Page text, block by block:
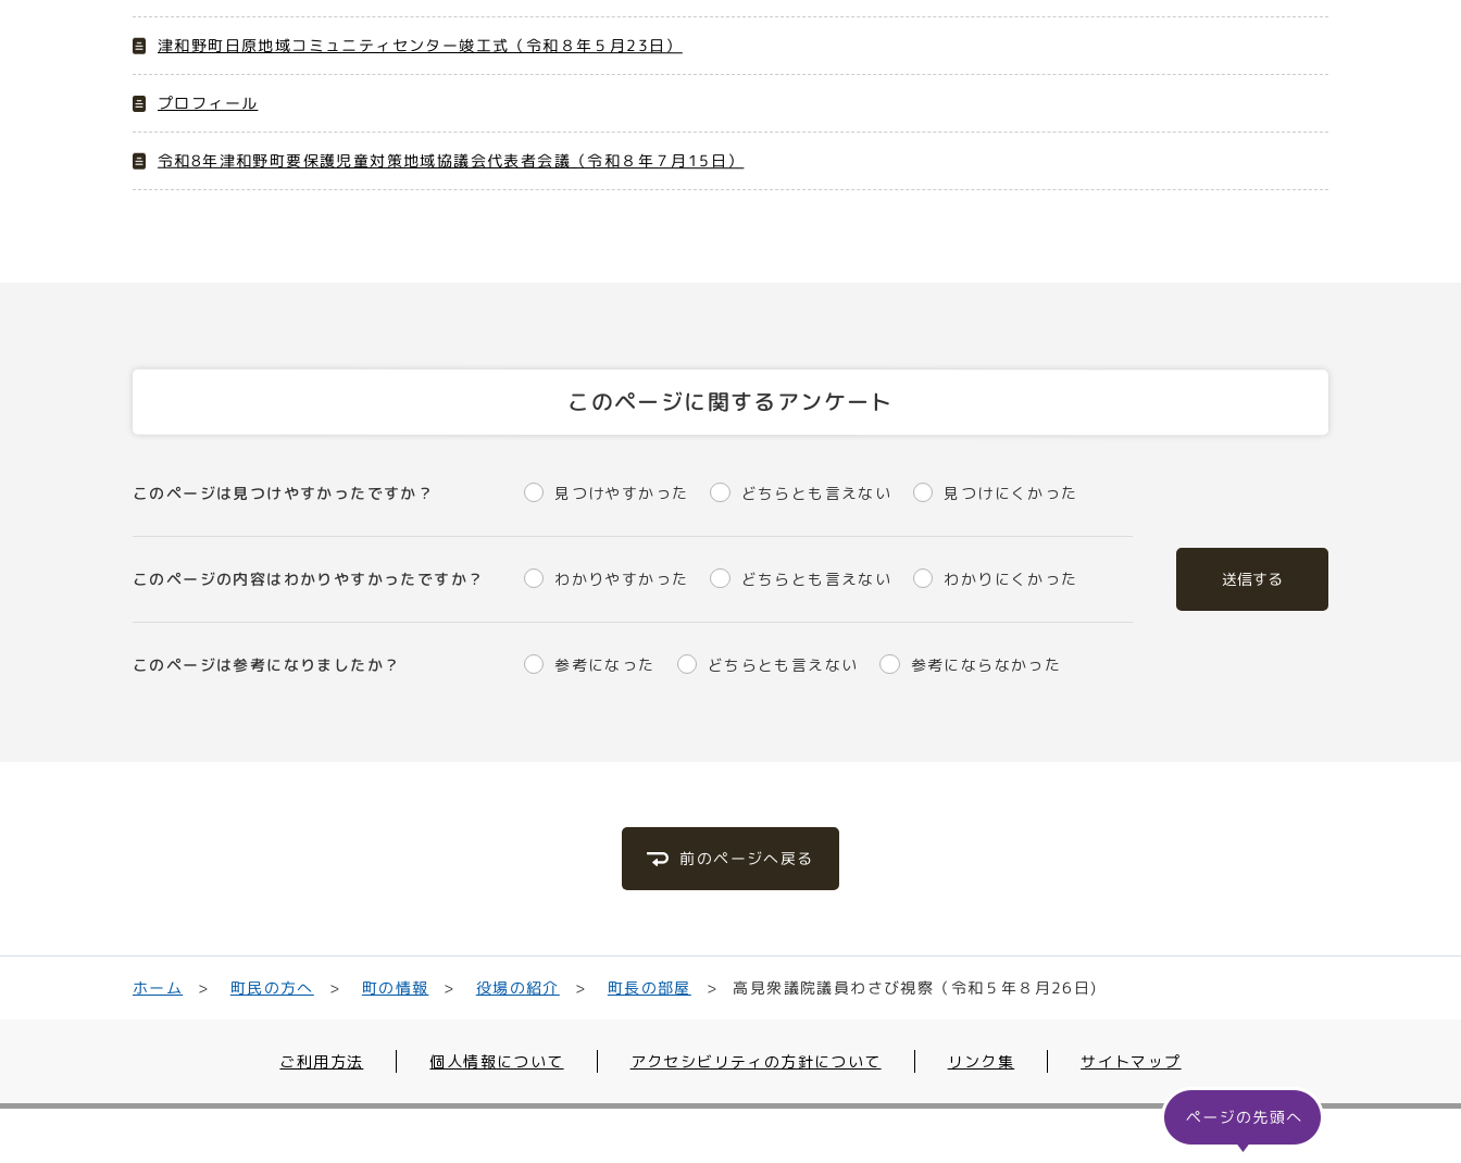
津和野町日原地域コミュニティセンター竣工式（令和８年５月23日）
プロフィール
令和8年津和野町要保護児童対策地域協議会代表者会議（令和８年７月15日）
このページに関するアンケート
このページは見つけやすかったですか？ 見つけやすかった どちらとも言えない 見つけにくかった
このページの内容はわかりやすかったですか？ わかりやすかった どちらとも言えない わかりにくかった
このページは参考になりましたか？ 参考になった どちらとも言えない 参考にならなかった
送信する
前のページへ戻る
ホーム 町民の方へ 町の情報 役場の紹介 町長の部屋 高見衆議院議員わさび視察（令和５年８月26日)
ご利用方法 個人情報について アクセシビリティの方針について リンク集 サイトマップ